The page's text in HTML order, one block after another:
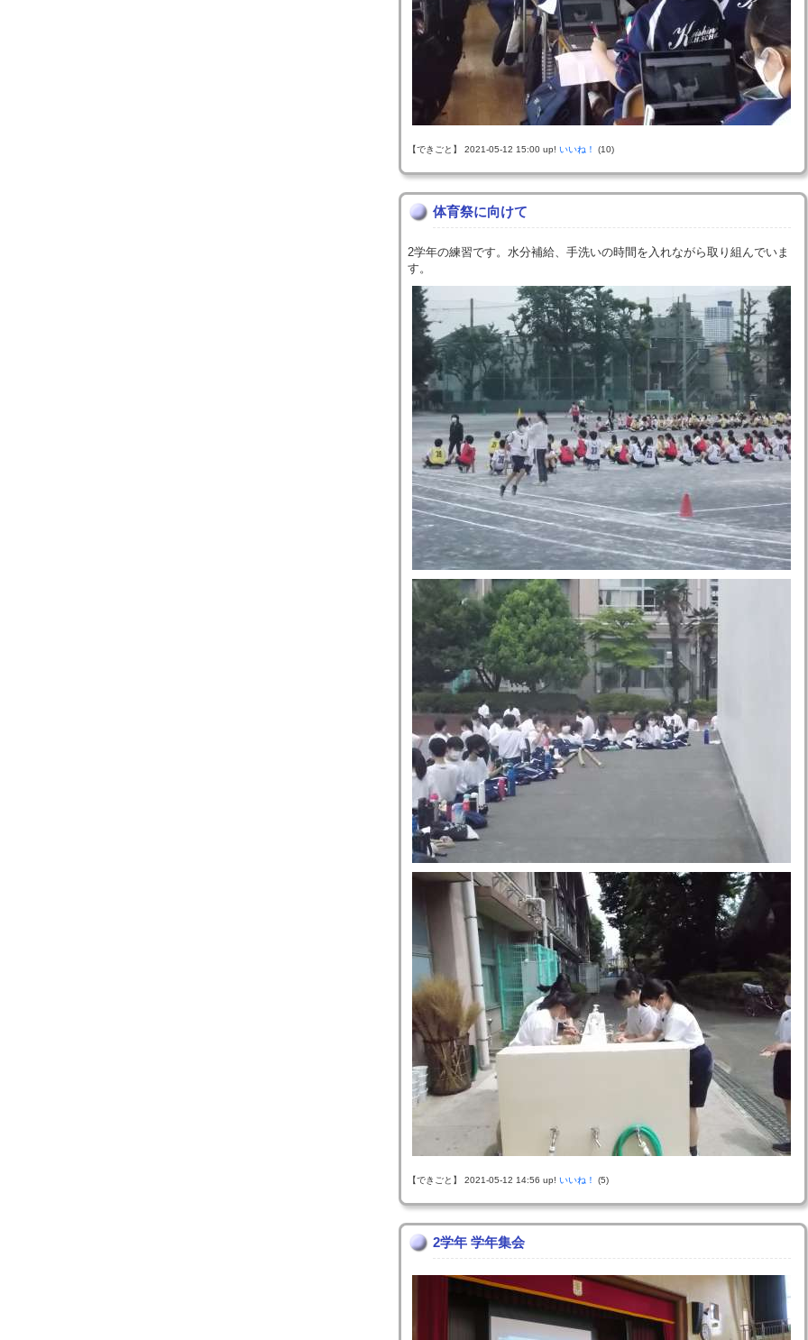
【できごと】 2021-05-12 15:00 up! いいね！ (10)
体育祭に向けて
2学年の練習です。水分補給、手洗いの時間を入れながら取り組んでいま
す。
【できごと】 2021-05-12 14:56 up! いいね！ (5)
2学年 学年集会